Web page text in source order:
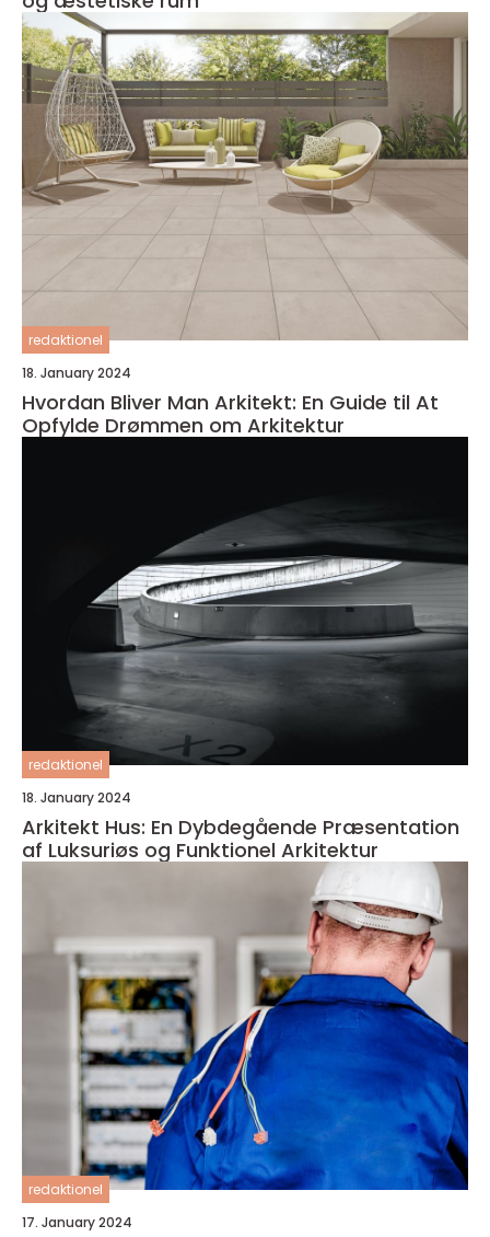
redaktionel
18. January 2024
Hvordan Bliver Man Arkitekt: En Guide til At
Opfylde Drømmen om Arkitektur
redaktionel
18. January 2024
Arkitekt Hus: En Dybdegående Præsentation
af Luksuriøs og Funktionel Arkitektur
redaktionel
17. January 2024